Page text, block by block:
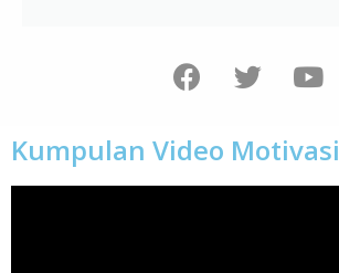
Kumpulan Video Motivasi